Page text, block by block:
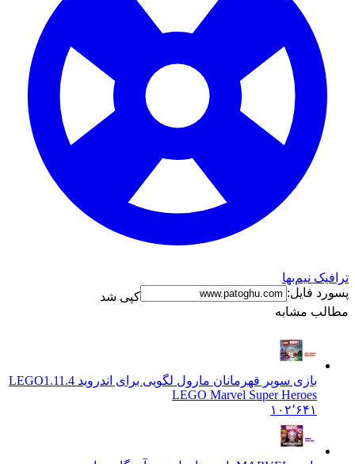
نیم‌بها
فایل:
کپی شد
مشابه
بازی سوپر قهرمانان مارول لگویی برای اندروید LEGO 1.11.4
LEGO Marvel Super Heroes
۱۰۲٬۶۴۱